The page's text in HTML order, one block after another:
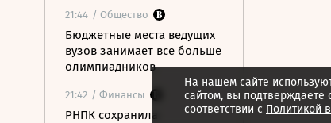
21:44 / Общество
Бюджетные места ведущих
вузов занимает все больше
олимпиадников
21:42 / Финансы
РНПК сохранила
На нашем сайте
сайтом, вы подтверждаете
соответствии с Политикой